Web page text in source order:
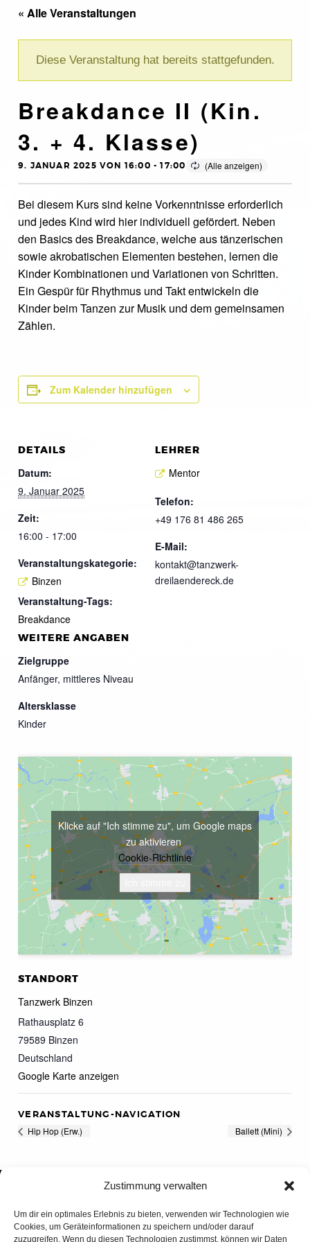
Zustimmung verwalten
Um dir ein optimales Erlebnis zu bieten, verwenden wir Technologien wie
Cookies, um Geräteinformationen zu speichern und/oder darauf
zuzugreifen. Wenn du diesen Technologien zustimmst, können wir Daten
« Alle Veranstaltungen
Diese Veranstaltung hat bereits stattgefunden.
Breakdance II (Kin.
3. + 4. Klasse)
9. JANUAR 2025 VON 16:00 -17:00
Bei diesem Kurs sind keine Vorkenntnisse erforderlich
und jedes Kind wird hier individuell gefördert. Neben
den Basics des Breakdance, welche aus tänzerischen
sowie akrobatischen Elementen bestehen, lernen die
Kinder Kombinationen und Variationen von Schritten.
Ein Gespür für Rhythmus und Takt entwickeln die
Kinder beim Tanzen zur Musik und dem gemeinsamen
Zählen.
Zum Kalender hinzufügen
DETAILS
Datum:
9. Januar 2025
Zeit:
16:00 - 17:00
Veranstaltungskategorie:
Binzen
Veranstaltung-Tags:
Breakdance
LEHRER
Mentor
Telefon:
+49 176 81 486 265
E-Mail:
kontakt@tanzwerk-
dreilaendereck.de
WEITERE ANGABEN
Zielgruppe
Anfänger, mittleres Niveau
Altersklasse
Kinder
STANDORT
Tanzwerk Binzen
Rathausplatz 6
79589 Binzen
Deutschland
Google Karte anzeigen
Klicke auf "Ich stimme zu", um Google maps
zu aktivieren
Cookie-Richtlinie
VERANSTALTUNG-NAVIGATION
Hip Hop (Erw.) Ballett (Mini)